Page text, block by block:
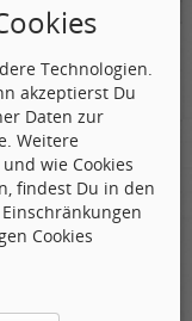
- 12:02 Uhr ·#1
hier gibt es
Technologien.
akzeptierst Du
Daten zur
Weitere
wie Cookies
findest Du in den
Einschränkungen
Cookies